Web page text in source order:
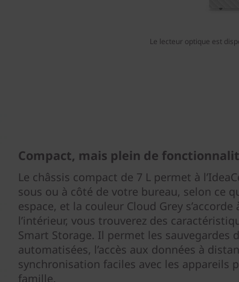
Le lecteur optique est
Compact, mais plein de
Le châssis compact de 7 L permet à
sous ou à côté de votre bureau, selon ce
espace, et la couleur Cloud Grey
l’intérieur, vous trouverez des
Smart Storage. Il permet les sauvegardes
automatisées, l’accès aux données à
synchronisation faciles avec les appareils
famille.